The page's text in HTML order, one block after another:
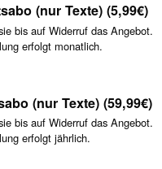
(nur Texte) (5,99€)
bis auf Widerruf das Angebot.
erfolgt monatlich.
(nur Texte) (59,99€)
bis auf Widerruf das Angebot.
erfolgt jährlich.